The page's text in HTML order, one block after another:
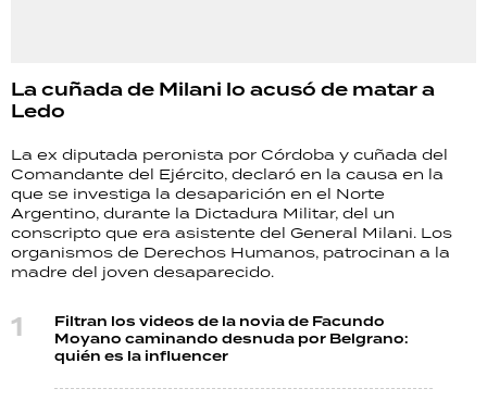
La cuñada de Milani lo acusó de matar a
Ledo
La ex diputada peronista por Córdoba y cuñada del
Comandante del Ejército, declaró en la causa en la
que se investiga la desaparición en el Norte
Argentino, durante la Dictadura Militar, del un
conscripto que era asistente del General Milani. Los
organismos de Derechos Humanos, patrocinan a la
madre del joven desaparecido.
Filtran los videos de la novia de Facundo
Moyano caminando desnuda por Belgrano:
quién es la influencer